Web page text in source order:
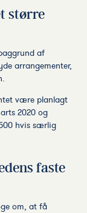
større
af
arrangementer,
være planlagt
2020 og
hvis særlig
faste
om, at få